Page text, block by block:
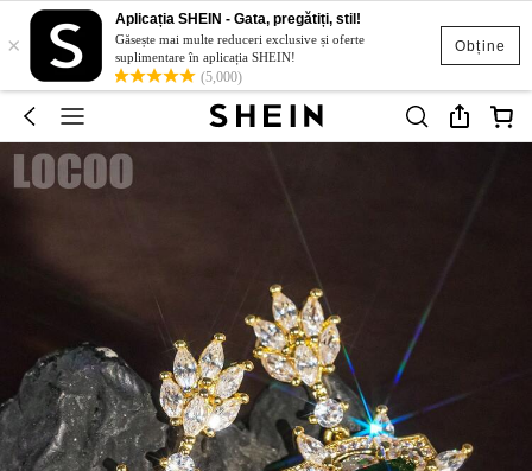
Obține
×
Aplicația SHEIN - Gata, pregătiți, stil!
Găsește mai multe reduceri exclusive și oferte
suplimentare în aplicația SHEIN!
(5,000)